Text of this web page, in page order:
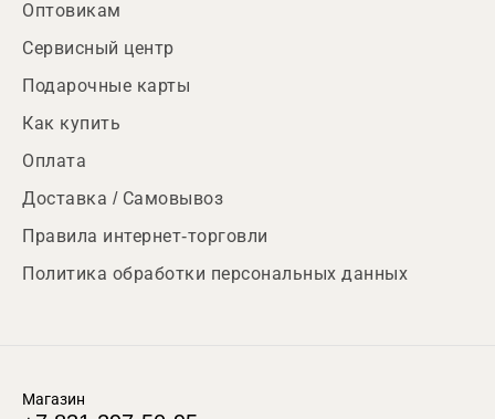
Оптовикам
Сервисный центр
Подарочные карты
Как купить
Оплата
Доставка / Самовывоз
Правила интернет-торговли
Политика обработки персональных данных
Магазин